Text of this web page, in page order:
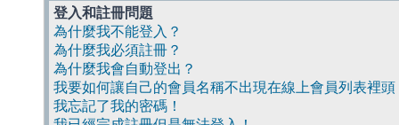
登入和註冊問題
為什麼我不能登入？
為什麼我必須註冊？
為什麼我會自動登出？
我要如何讓自己的會員名稱不出現在線上會員列表裡頭
我忘記了我的密碼！